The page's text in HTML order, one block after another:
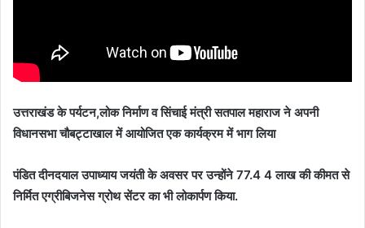
उत्तराखंड के पर्यटन,लोक निर्माण व सिंचाई मंत्री सतपाल महाराज ने अपनी
विधानसभा चौबट्टाखाल में आयोजित एक कार्यक्रम में भाग लिया
पंडित दीनदयाल उपाध्याय जयंती के अवसर पर उन्होंने 77.4 4 लाख की कीमत से
निर्मित एग्रीबिजनेस ग्रोथ सेंटर का भी लोकार्पण किया.